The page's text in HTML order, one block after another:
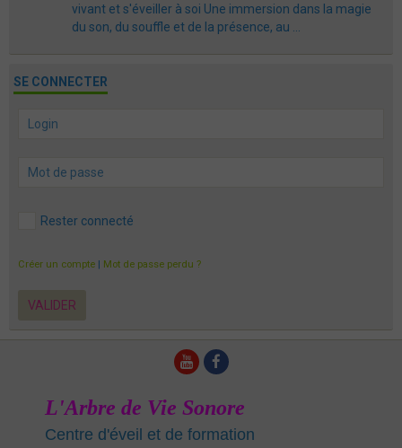
vivant et s'éveiller à soi Une immersion dans la magie
du son, du souffle et de la présence, au ...
SE CONNECTER
Rester connecté
Créer un compte Mot de passe perdu ?
VALIDER
L'Arbre de Vie Sonore
Centre d'éveil et de formation